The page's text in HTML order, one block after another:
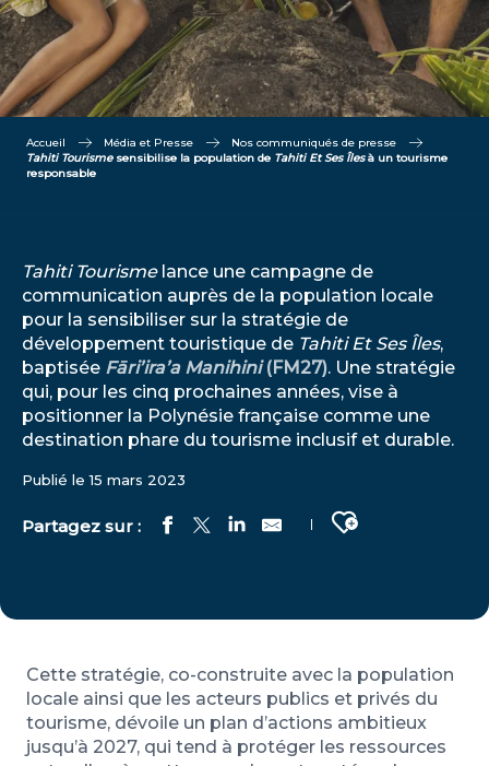
Accueil Média et Presse
Nos communiqués de presse
Tahiti Tourismesensibilise la population de Tahiti Et Ses Îlesà un tourisme
responsable
Tahiti Tourismelance une campagne de
communication auprès de la population locale
pour la sensibiliser sur la stratégie de
développement touristique de Tahiti Et Ses Îles,
baptisée Fāri’ira’a Manihini(FM27). Une stratégie
qui, pour les cinq prochaines années, vise à
positionner la Polynésie française comme une
destination phare du tourisme inclusif et durable.
Publié le 15 mars 2023
Ajouter aux
Cette stratégie, co-construite avec la population
locale ainsi que les acteurs publics et privés du
tourisme, dévoile un plan d’actions ambitieux
jusqu’à 2027, qui tend à protéger les ressources